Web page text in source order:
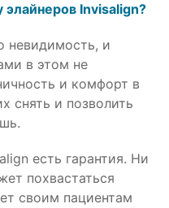
Invisalign?
невидимость, и
в этом не
и комфорт в
снять и позволить
есть гарантия. Ни
похвастаться
своим пациентам